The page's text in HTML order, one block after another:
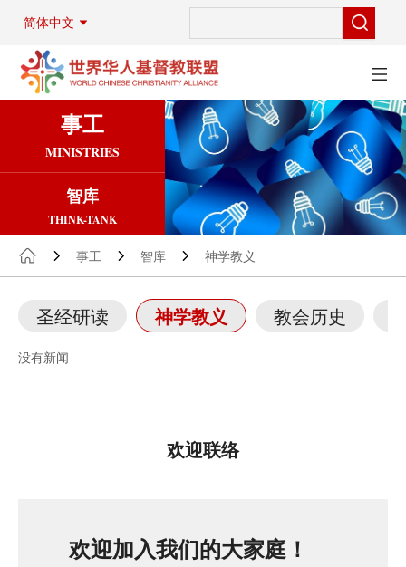
简体中文
事工
MINISTRIES
智库
THINK-TANK
事工 智库 神学教义
圣经研读 神学教义 教会历史
没有新闻
欢迎联络
欢迎加入我们的大家庭！